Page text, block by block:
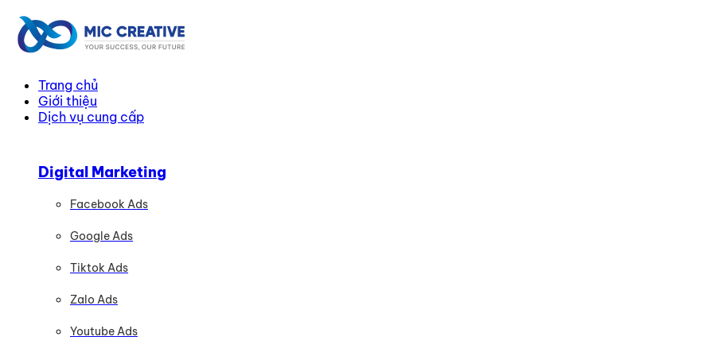
Trang chủ
Giới thiệu
Dịch vụ cung cấp
Digital Marketing
Facebook Ads
Google Ads
Tiktok Ads
Zalo Ads
Youtube Ads